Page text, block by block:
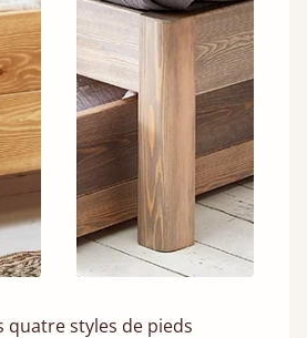
quatre styles de pieds